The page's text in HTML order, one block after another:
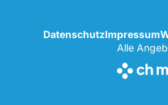
DatenschutzImpressum
Alle